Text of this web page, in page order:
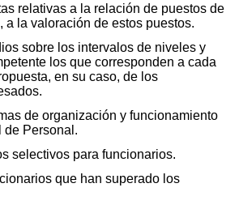
relativas a la relación de puestos de
a la valoración de estos puestos.
sobre los intervalos de niveles y
los que corresponden a cada
en su caso, de los
de organización y funcionamiento
de Personal.
selectivos para funcionarios.
que han superado los